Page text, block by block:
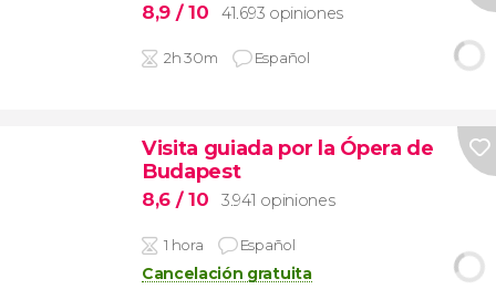
8,9 / 10 41.693 opiniones
2h 30m Español
Visita guiada por la Ópera de
Budapest
8,6 / 10 3.941 opiniones
1 hora Español
Cancelación gratuita